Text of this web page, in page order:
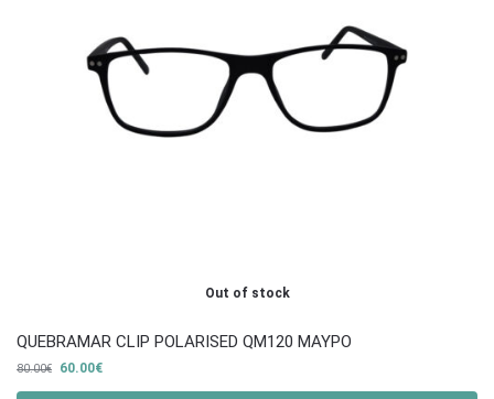
Out of stock
QUEBRAMAR CLIP POLARISED QM120 ΜΑΥΡΟ
80.00€ 60.00€